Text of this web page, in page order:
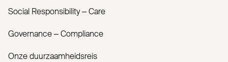
Social Responsibility – Care
Governance – Com­pliance
Onze duurzaamheidsreis